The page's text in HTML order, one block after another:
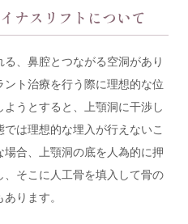
ナスリフトについて
、鼻腔とつながる空洞があり
ント治療を行う際に理想的な位
うとすると、上顎洞に干渉し
は理想的な埋入が行えないこ
場合、上顎洞の底を人為的に押
、そこに人工骨を填入して骨の
ります。